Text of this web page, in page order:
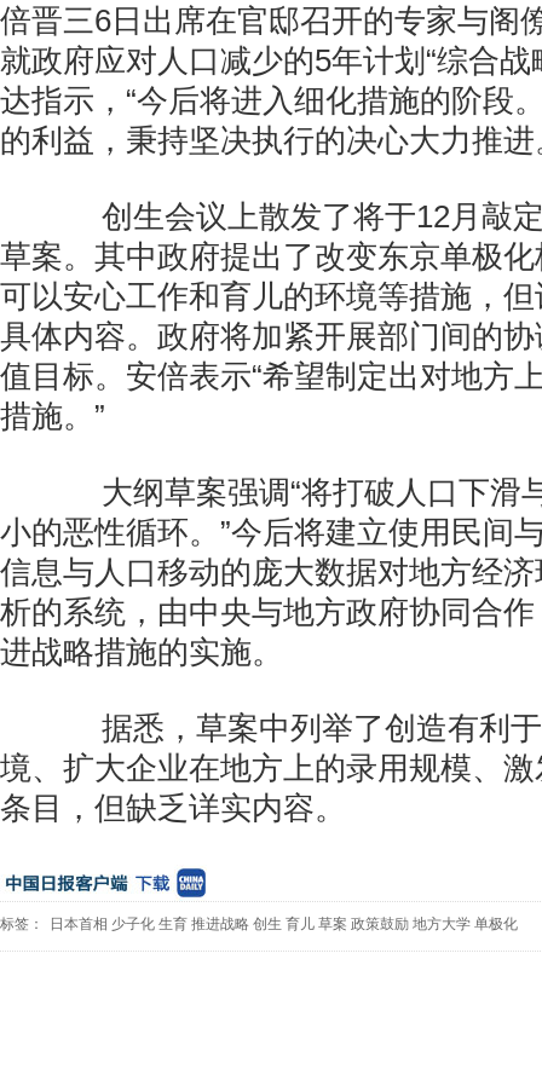
倍晋三6日出席在官邸召开的专家与阁
就政府应对人口减少的5年计划“综合战
达指示，“今后将进入细化措施的阶段
的利益，秉持坚决执行的决心大力推进
创生会议上散发了将于12月敲定
草案。其中政府提出了改变东京单极
可以安心工作和育儿的环境等措施，
具体内容。政府将加紧开展部门间的
值目标。安倍表示“希望制定出对地方
措施。”
大纲草案强调“将打破人口下滑
小的恶性循环。”今后将建立使用民间
信息与人口移动的庞大数据对地方经
析的系统，由中央与地方政府协同合
进战略措施的实施。
据悉，草案中列举了创造有利于
境、扩大企业在地方上的录用规模、
条目，但缺乏详实内容。
标签： 日本首相 少子化 生育 推进战略 创生 育儿 草案 政策鼓励 地方大学 单极化